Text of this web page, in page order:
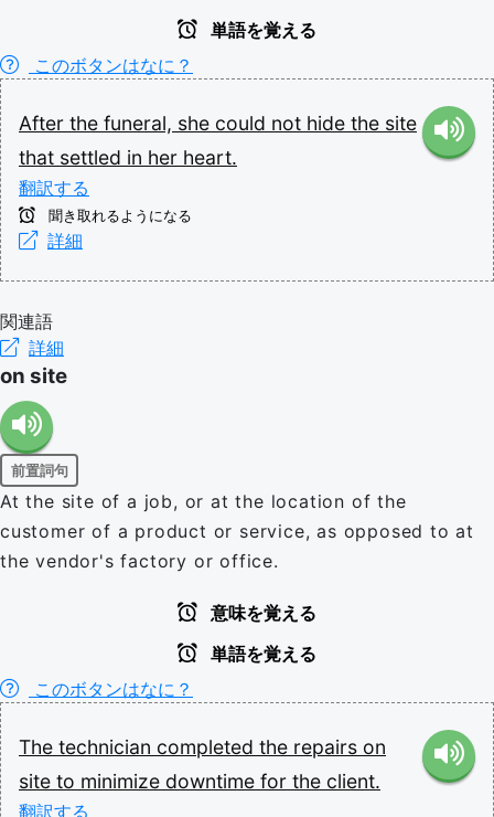
単語を覚える
このボタンはなに？
After the funeral, she could not hide the site
that settled in her heart.
翻訳する
聞き取れるようになる
詳細
関連語
詳細
on site
前置詞句
At the site of a job, or at the location of the
customer of a product or service, as opposed to at
the vendor's factory or office.
意味を覚える
単語を覚える
このボタンはなに？
The technician completed the repairs on
site to minimize downtime for the client.
翻訳する